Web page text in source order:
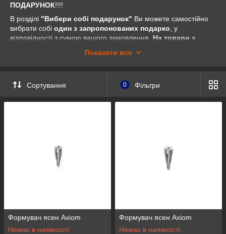
ПОДАРУНОК!!!!
В розділі "Вибери собі подарунок" Ви можете самостійно
вибрати собі один з запропонованих подарко , у
відповідності з сумою вашого замовлення. На товари з
"Розпродаж" пропозиція "Вибери собі подарунок" не
Все дуже просто. Заходьте на наш сайт dental-club.com.ua .
Оформляйте замовлення, припустимо, на 644 грн, заходьте і
вибирайте собі подарунок у розділі "від 600 грн"
його не буде в наявності, але ми будемо намагатися, що б
такого не сталося.
Спасибі за увагу!
Показати все
Сортування 0 Фільтри
Формувач ясен Axiom
Немає в наявності
Формувач ясен Axiom
Немає в наявності